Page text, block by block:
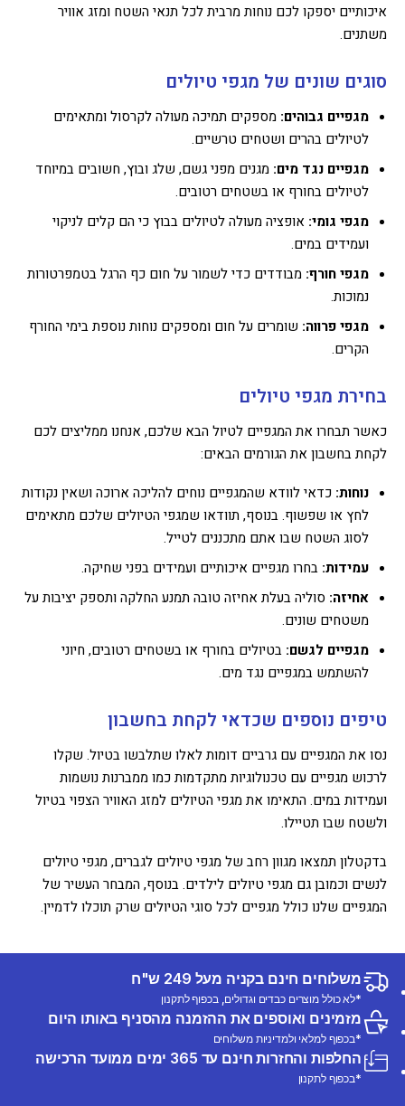
איכותיים יספקו לכם נוחות מרבית לכל תנאי השטח ומזג אוויר
משתנים.
סוגים שונים של מגפי טיולים
מגפיים גבוהים: מספקים תמיכה מעולה לקרסול ומתאימים
לטיולים בהרים ושטחים טרשיים.
מגפיים נגד מים: מגנים מפני גשם, שלג ובוץ, חשובים במיוחד
לטיולים בחורף או בשטחים רטובים.
מגפי גומי: אופציה מעולה לטיולים בבוץ כי הם קלים לניקוי
ועמידים במים.
מגפי חורף: מבודדים כדי לשמור על חום כף הרגל בטמפרטורות
נמוכות.
מגפי פרווה: שומרים על חום ומספקים נוחות נוספת בימי החורף
הקרים.
בחירת מגפי טיולים
כאשר תבחרו את המגפיים לטיול הבא שלכם, אנחנו ממליצים לכם
לקחת בחשבון את הגורמים הבאים:
נוחות: כדאי לוודא שהמגפיים נוחים להליכה ארוכה ושאין נקודות
לחץ או שפשוף. בנוסף, תוודאו שמגפי הטיולים שלכם מתאימים
לסוג השטח שבו אתם מתכננים לטייל.
עמידות: בחרו מגפיים איכותיים ועמידים בפני שחיקה.
אחיזה: סוליה בעלת אחיזה טובה תמנע החלקה ותספק יציבות על
משטחים שונים.
מגפיים לגשם: בטיולים בחורף או בשטחים רטובים, חיוני
להשתמש במגפיים נגד מים.
טיפים נוספים שכדאי לקחת בחשבון
נסו את המגפיים עם גרביים דומות לאלו שתלבשו בטיול. שקלו
לרכוש מגפיים עם טכנולוגיות מתקדמות כמו ממברנות נושמות
ועמידות במים. התאימו את מגפי הטיולים למזג האוויר הצפוי בטיול
ולשטח שבו תטיילו.
בדקטלון תמצאו מגוון רחב של מגפי טיולים לגברים, מגפי טיולים
לנשים וכמובן גם מגפי טיולים לילדים. בנוסף, המבחר העשיר של
המגפיים שלנו כולל מגפיים לכל סוגי הטיולים שרק תוכלו לדמיין.
משלוחים חינם בקניה מעל 249 ש"ח
*לא כולל מוצרים כבדים וגדולים, בכפוף לתקנון
מזמינים ואוספים את ההזמנה מהסניף באותו היום
*בכפוף למלאי ולמדיניות משלוחים
החלפות והחזרות חינם עד 365 ימים ממועד הרכישה
*בכפוף לתקנון